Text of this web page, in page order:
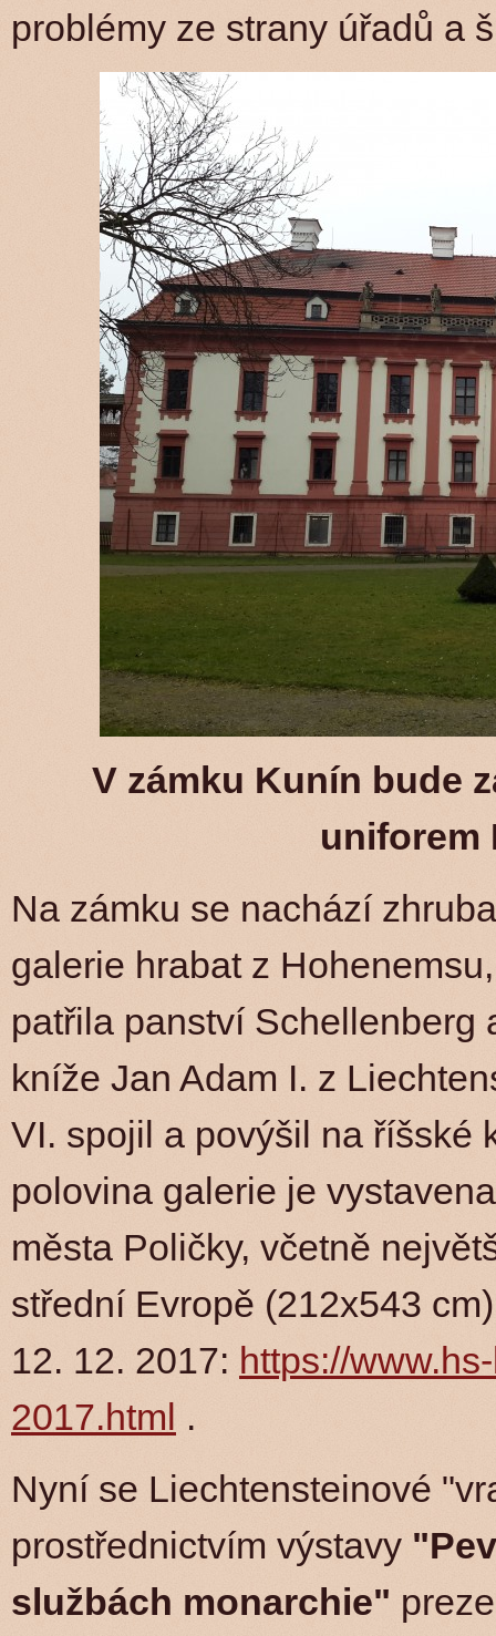
problémy ze strany úřadů a
V zámku Kunín bude
Na zámku se nachází
galerie hrabat z
patřila panství Schellenberg
kníže Jan Adam I. z
VI. spojil a povýšil na říšské
polovina galerie je
města Poličky, včetně
střední Evropě (212x543
12. 12. 2017: https://
2017.html .
Nyní se Liechtensteinové
prostřednictvím výstavy
službách monarchie"